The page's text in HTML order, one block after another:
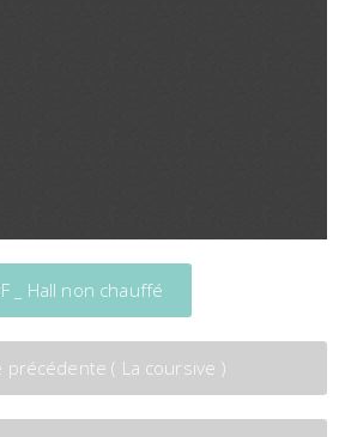
_ Hall non chauffé
précédente ( La coursive )